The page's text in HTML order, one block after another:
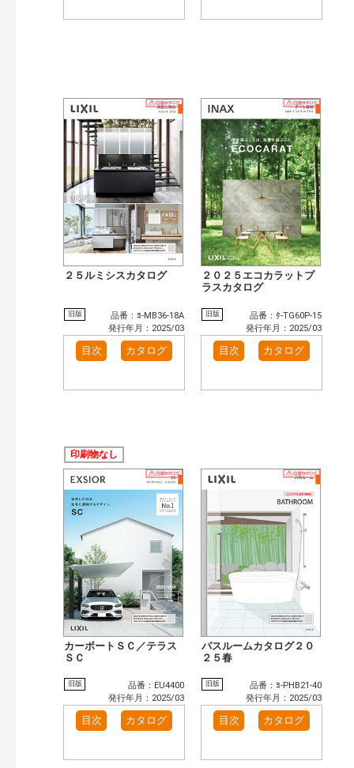
２５ルミシスカタログ
旧版
品番：ﾖ-MB36-18A
発行年月：2025/03
目次 カタログ
２０２５エコカラットプ
ラスカタログ
旧版
品番：ﾀ-TG60P-15
発行年月：2025/03
目次 カタログ
印刷物なし
カーポートＳＣ／テラス
ＳＣ
旧版
品番：EU4400
発行年月：2025/03
目次 カタログ
バスルームカタログ２０
２５春
旧版
品番：ﾖ-PHB21-40
発行年月：2025/03
目次 カタログ